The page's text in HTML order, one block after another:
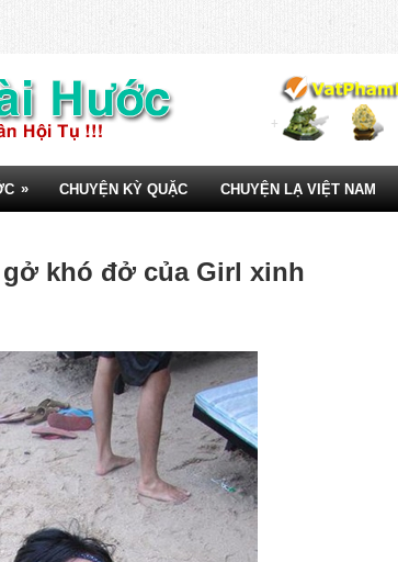
» CHUYỆN KỲ QUẶC CHUYỆN LẠ VIỆT NAM
khó đở của Girl xinh